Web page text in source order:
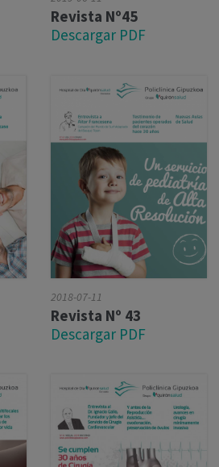
Revista Nº45
Descargar PDF
2018-07-11
Revista Nº 43
Descargar PDF